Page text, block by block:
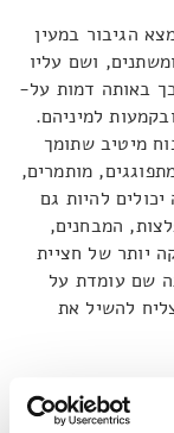
הגיבור במעין
ושם עליו
באותה דמות על-
למיניהם.
מיטיב שתומך
מותמרים,
להיות גם
המבחנים,
יותר של חציית
שם עומדת על
להשיל את
את עולם